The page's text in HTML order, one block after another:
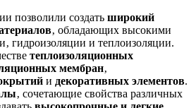
позволили создать широкий
‚ обладающих высокими
гидроизоляции и теплоизоляции.
теплоизоляционных
мембран‚
и декоративных элементов.
‚ сочетающие свойства различных